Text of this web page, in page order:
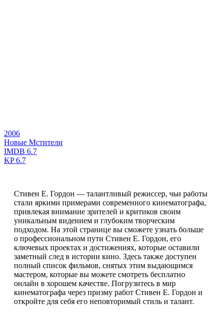
2006
Новые Мстители
IMDB 6.7
KP6.7
Стивен Е. Гордон — талантливый режиссер, чьи работы
стали яркими примерами современного кинематографа,
привлекая внимание зрителей и критиков своим
уникальным видением и глубоким творческим
подходом. На этой странице вы сможете узнать больше
о профессиональном пути Стивен Е. Гордон, его
ключевых проектах и достижениях, которые оставили
заметный след в истории кино. Здесь также доступен
полный список фильмов, снятых этим выдающимся
мастером, которые вы можете смотреть бесплатно
онлайн в хорошем качестве. Погрузитесь в мир
кинематографа через призму работ Стивен Е. Гордон и
откройте для себя его неповторимый стиль и талант.